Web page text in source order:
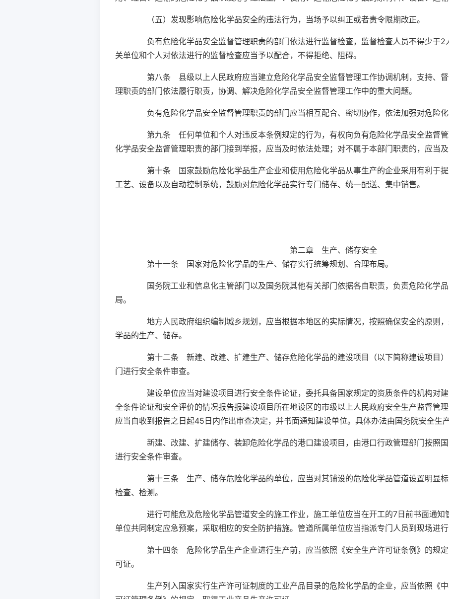
（五）发现影响危险化学品安全的违法行为，当场予以纠正或者责令限期改正。
负有危险化学品安全监督管理职责的部门依法进行监督检查，监督检查人员不得少于2
关单位和个人对依法进行的监督检查应当予以配合，不得拒绝、阻碍。
第八条 县级以上人民政府应当建立危险化学品安全监督管理工作协调机制，支持、督
理职责的部门依法履行职责，协调、解决危险化学品安全监督管理工作中的重大问题。
负有危险化学品安全监督管理职责的部门应当相互配合、密切协作，依法加强对危险化
第九条 任何单位和个人对违反本条例规定的行为，有权向负有危险化学品安全监督管
化学品安全监督管理职责的部门接到举报，应当及时依法处理；对不属于本部门职责的，应当及
第十条 国家鼓励危险化学品生产企业和使用危险化学品从事生产的企业采用有利于提
工艺、设备以及自动控制系统，鼓励对危险化学品实行专门储存、统一配送、集中销售。
第二章 生产、储存安全
第十一条 国家对危险化学品的生产、储存实行统筹规划、合理布局。
国务院工业和信息化主管部门以及国务院其他有关部门依据各自职责，负责危险化学
局。
地方人民政府组织编制城乡规划，应当根据本地区的实际情况，按照确保安全的原则
学品的生产、储存。
第十二条 新建、改建、扩建生产、储存危险化学品的建设项目（以下简称建设项目）
门进行安全条件审查。
建设单位应当对建设项目进行安全条件论证，委托具备国家规定的资质条件的机构对
全条件论证和安全评价的情况报告报建设项目所在地设区的市级以上人民政府安全生产监督管
应当自收到报告之日起45日内作出审查决定，并书面通知建设单位。具体办法由国务院安全生
新建、改建、扩建储存、装卸危险化学品的港口建设项目，由港口行政管理部门按照
进行安全条件审查。
第十三条 生产、储存危险化学品的单位，应当对其铺设的危险化学品管道设置明显标
检查、检测。
进行可能危及危险化学品管道安全的施工作业，施工单位应当在开工的7日前书面通知
单位共同制定应急预案，采取相应的安全防护措施。管道所属单位应当指派专门人员到现场进行
第十四条 危险化学品生产企业进行生产前，应当依照《安全生产许可证条例》的规定
可证。
生产列入国家实行生产许可证制度的工业产品目录的危险化学品的企业，应当依照《